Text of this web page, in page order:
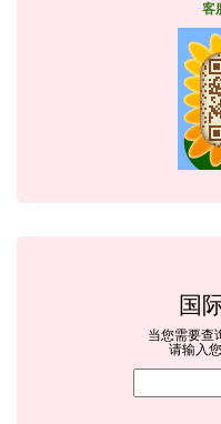
客
国
当您需要查
请输入